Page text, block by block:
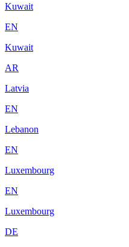
Kuwait
EN
Kuwait
AR
Latvia
EN
Lebanon
EN
Luxembourg
EN
Luxembourg
DE